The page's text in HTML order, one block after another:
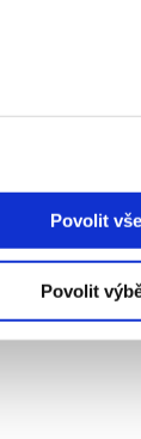
Povolit vše
Povolit
O